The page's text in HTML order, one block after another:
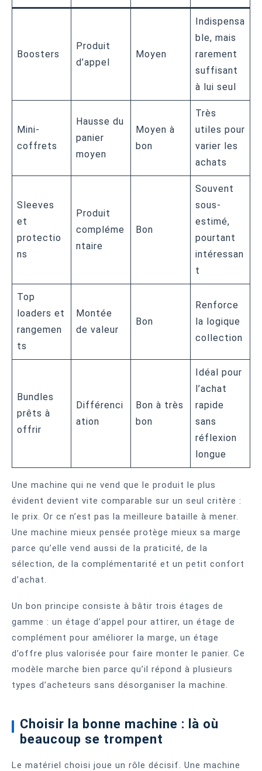
Boosters
Produit
d’appel
Moyen
Indispensa
ble, mais
rarement
suffisant
à lui seul
Mini-
coffrets
Hausse du
panier
moyen
Moyen à
bon
Très
utiles pour
varier les
achats
Sleeves
et
protectio
ns
Produit
compléme
ntaire
Bon
Souvent
sous-
estimé,
pourtant
intéressan
t
Top
loaders et
rangemen
ts
Montée
de valeur
Bon
Renforce
la logique
collection
Bundles
prêts à
offrir
Différenci
ation
Bon à très
bon
Idéal pour
l’achat
rapide
sans
réflexion
longue
Une machine qui ne vend que le produit le plus
évident devient vite comparable sur un seul critère :
le prix. Or ce n’est pas la meilleure bataille à mener.
Une machine mieux pensée protège mieux sa marge
parce qu’elle vend aussi de la praticité, de la
sélection, de la complémentarité et un petit confort
d’achat.
Un bon principe consiste à bâtir trois étages de
gamme : un étage d’appel pour attirer, un étage de
complément pour améliorer la marge, un étage
d’offre plus valorisée pour faire monter le panier. Ce
modèle marche bien parce qu’il répond à plusieurs
types d’acheteurs sans désorganiser la machine.
Choisir la bonne machine : là où
beaucoup se trompent
Le matériel choisi joue un rôle décisif. Une machine